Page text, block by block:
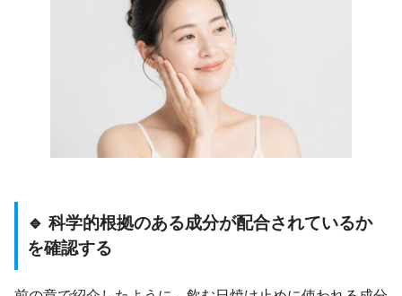
🔹 科学的根拠のある成分が配合されているか
を確認する